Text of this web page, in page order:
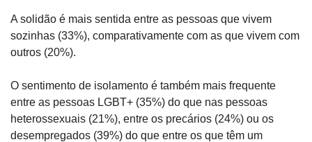
A solidão é mais sentida entre as pessoas que vivem
sozinhas (33%), comparativamente com as que vivem com
outros (20%).
O sentimento de isolamento é também mais frequente
entre as pessoas LGBT+ (35%) do que nas pessoas
heterossexuais (21%), entre os precários (24%) ou os
desempregados (39%) do que entre os que têm um